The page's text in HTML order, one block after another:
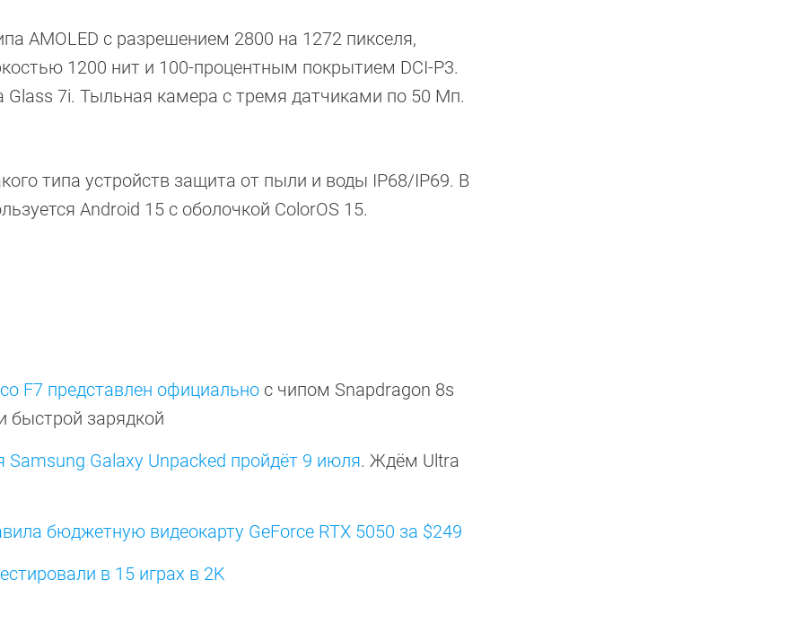
AMOLED c разрешением 2800 на 1272 пикселя,
1200 нит и 100-процентным покрытием DCI-P3.
Glass 7i. Тыльная камера с тремя датчиками по 50 Мп.
типа устройств защита от пыли и воды IP68/IP69. В
Android 15 с оболочкой ColorOS 15.
F7 представлен официально с чипом Snapdragon 8s
быстрой зарядкой
Samsung Galaxy Unpacked пройдёт 9 июля. Ждём Ultra
бюджетную видеокарту GeForce RTX 5050 за $249
в 15 играх в 2K